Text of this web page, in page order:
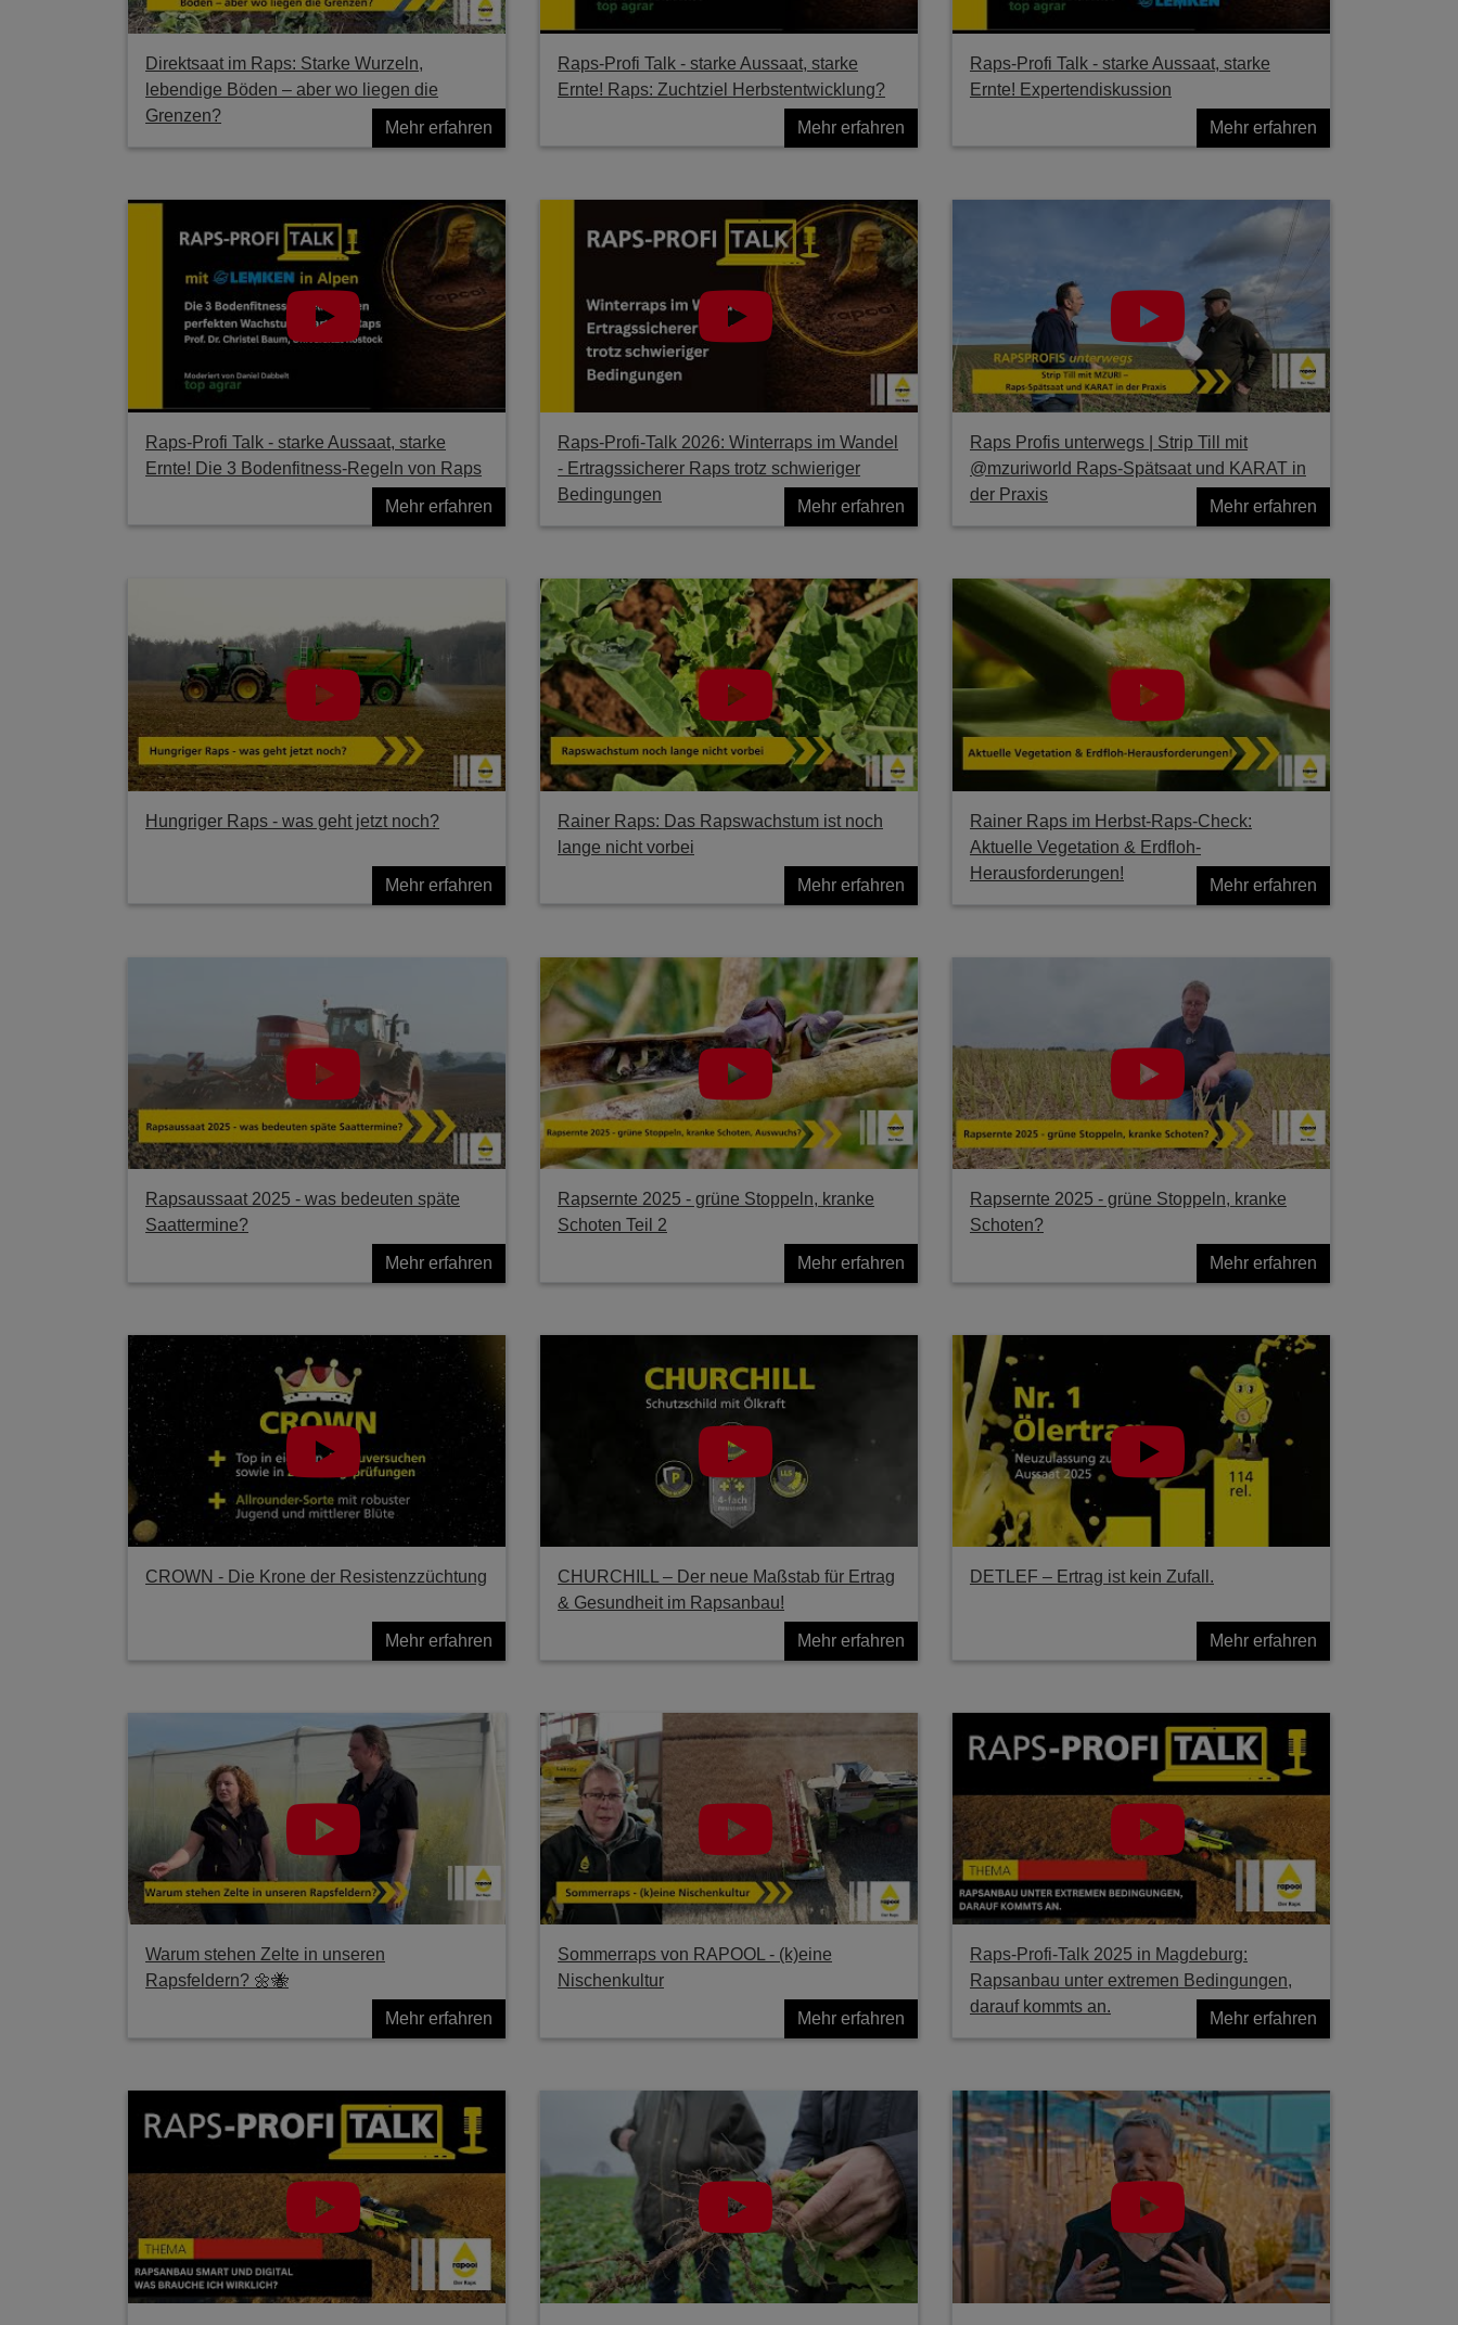
Direktsaat im Raps: Starke Wurzeln,
lebendige Böden – aber wo liegen die
Grenzen?
Mehr erfahren
Raps-Profi Talk - starke Aussaat, starke
Ernte! Raps: Zuchtziel Herbstentwicklung?
Mehr erfahren
Raps-Profi Talk - starke Aussaat, starke
Ernte! Expertendiskussion
Mehr erfahren
Raps-Profi Talk - starke Aussaat, starke
Ernte! Die 3 Bodenfitness-Regeln von Raps
Mehr erfahren
Raps-Profi-Talk 2026: Winterraps im Wandel
- Ertragssicherer Raps trotz schwieriger
Bedingungen
Mehr erfahren
Raps Profis unterwegs | Strip Till mit
@mzuriworld Raps-Spätsaat und KARAT in
der Praxis
Mehr erfahren
Hungriger Raps - was geht jetzt noch?
Mehr erfahren
Rainer Raps: Das Rapswachstum ist noch
lange nicht vorbei
Mehr erfahren
Rainer Raps im Herbst-Raps-Check:
Aktuelle Vegetation & Erdfloh-
Herausforderungen!
Mehr erfahren
Rapsaussaat 2025 - was bedeuten späte
Saattermine?
Mehr erfahren
Rapsernte 2025 - grüne Stoppeln, kranke
Schoten Teil 2
Mehr erfahren
Rapsernte 2025 - grüne Stoppeln, kranke
Schoten?
Mehr erfahren
CROWN - Die Krone der Resistenzzüchtung
Mehr erfahren
CHURCHILL – Der neue Maßstab für Ertrag
& Gesundheit im Rapsanbau!
Mehr erfahren
DETLEF – Ertrag ist kein Zufall.
Mehr erfahren
Warum stehen Zelte in unseren
Rapsfeldern? 🌼🐝
Mehr erfahren
Sommerraps von RAPOOL - (k)eine
Nischenkultur
Mehr erfahren
Raps-Profi-Talk 2025 in Magdeburg:
Rapsanbau unter extremen Bedingungen,
darauf kommts an.
Mehr erfahren